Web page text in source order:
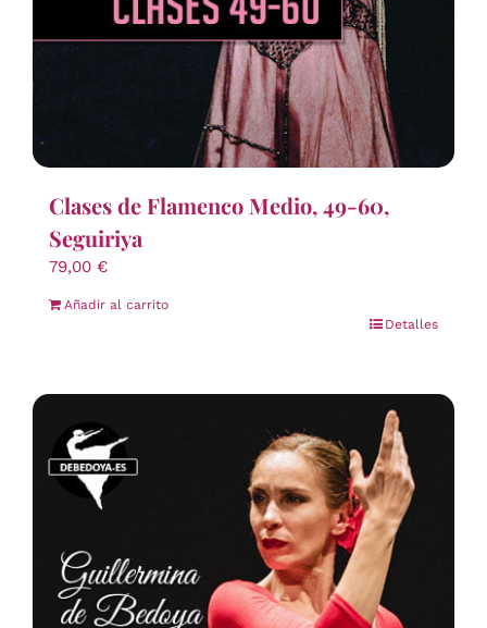
Clases de Flamenco Medio, 49-60,
Seguiriya
79,00 €
Añadir al carrito
Detalles